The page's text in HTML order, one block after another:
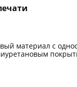
материал с